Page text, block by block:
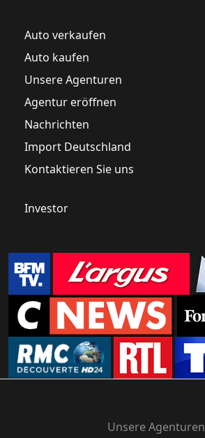
Auto verkaufen
Auto kaufen
Unsere Agenturen
Agentur eröffnen
Nachrichten
Import Deutschland
Kontaktieren Sie uns
Investor
Unsere Agenturen